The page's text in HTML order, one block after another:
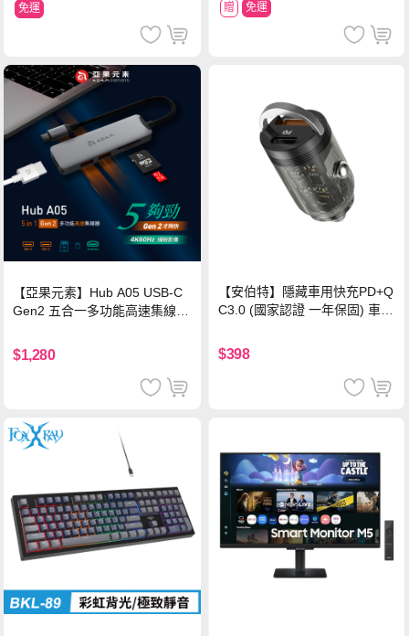
免運 贈 免運
【亞果元素】Hub A05 USB-C
Gen2 五合一多功能高速集線
$1,280
【安伯特】隱藏車用快充PD+Q
C3.0 (國家認證 一年保固) 車充
$398